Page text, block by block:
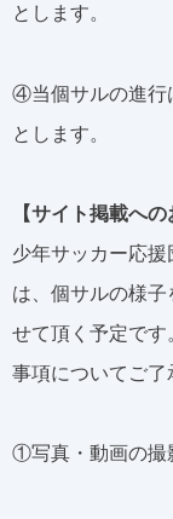
とします。
④当個サルの進行
とします。
【サイト掲載への
少年サッカー応
は、個サルの様
せて頂く予定で
事項についてご了
①写真・動画の撮